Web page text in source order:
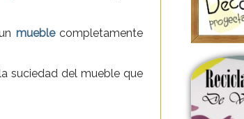
mueble completamente
suciedad del mueble que